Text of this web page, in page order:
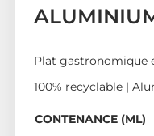
Plat gastronomique
100% recyclable |
CONTENANCE (ML)